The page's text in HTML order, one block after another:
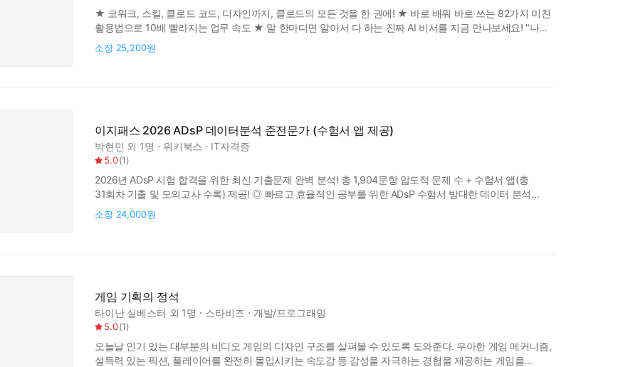
★ 코워크, 스킬, 클로드 코드, 디자인까지, 클로드의 모든 것을 한 권에! ★ 바로 배워 바로 쓰는 82가지 미친
활용법으로 10배 빨라지는 업무 속도 ★ 말 한마디면 알아서 다 하는 진짜 AI 비서를 지금 만나보세요! "나도
똑똑한 AI 비서 하나 있었으면 좋겠다"라고 누구나 한 번쯤 생각해봤을 겁니다. 그렇다면 수많은 AI 중에서
어떤 것을 선택해야 할까요? 챗GPT나 제미나이도 훌륭하지만, 진짜 내 일을 믿고 맡길 완벽한 업무 파트너를
소장 25,200원
이지패스 2026 ADsP 데이터분석 준전문가 (수험서 앱 제공)
박현민 외 1명 위키북스 IT자격증
5.0(1)
2026년 ADsP 시험 합격을 위한 최신 기출문제 완벽 분석! 총 1,904문항 압도적 문제 수 + 수험서 앱(총
31회차 기출 및 모의고사 수록) 제공! ◎ 빠르고 효율적인 공부를 위한 ADsP 수험서 방대한 데이터 분석
콘텐츠를 ADsP 출제 경향에 맞게 핵심적으로 간결하게 정리하여 시간에 쫓기는 수험생들에게 최대한 공부
효율을 높일 수 있도록 구성했습니다. ◎ 초심자, 비전공자들을 위해 이해하기 쉽게 풀어 쓴 ADsP 수험서
소장 24,000원
게임 기획의 정석
타이난 실베스터 외 1명 스타비즈 개발/프로그래밍
5.0(1)
오늘날 인기 있는 대부분의 비디오 게임의 디자인 구조를 살펴볼 수 있도록 도와준다. 우아한 게임 메커니즘,
설득력 있는 픽션, 플레이어를 완전히 몰입시키는 속도감 등 감성을 자극하는 경험을 제공하는 게임을